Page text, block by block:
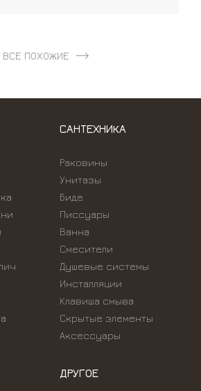
ВСЕ ПОХОЖИЕ
САНТЕХНИКА
Раковины
Унитазы
Биде
Писсуары
Ванна
Смесители
Душевые системы
Инсталляции
Kлавиша смыва
Скрытые элементы
Аксессуары
ДРУГОЕ